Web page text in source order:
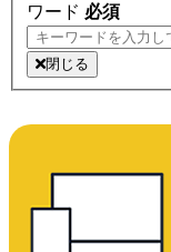
ワード 必須
閉じる